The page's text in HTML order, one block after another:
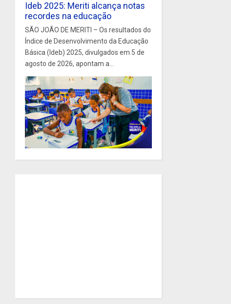
Ideb 2025: Meriti alcança notas
recordes na educação
SÃO JOÃO DE MERITI – Os resultados do
Índice de Desenvolvimento da Educação
Básica (Ideb) 2025, divulgados em 5 de
agosto de 2026, apontam a...